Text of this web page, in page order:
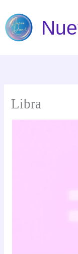
contenido
Libra